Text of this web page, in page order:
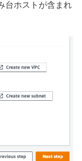
台ホストが含まれ